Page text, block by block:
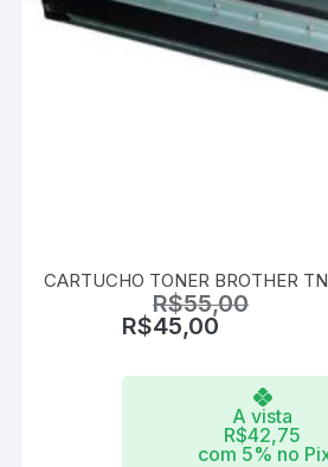
CARTUCHO TONER BROTHER
R$55,00
R$45,00
A vista
R$42,75
com 5% no